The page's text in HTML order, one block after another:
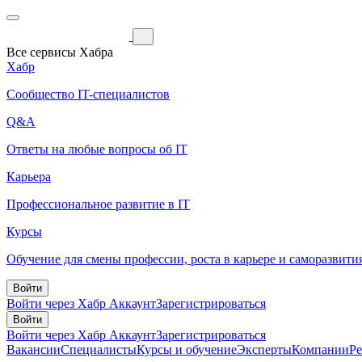
Все сервисы Хабра
Хабр
Сообщество IT-специалистов
Q&A
Ответы на любые вопросы об IT
Карьера
Профессиональное развитие в IT
Курсы
Обучение для смены профессии, роста в карьере и
Войти
Войти через Хабр АккаунтЗарегистрироваться
Войти
Войти через Хабр АккаунтЗарегистрироваться
ВакансииСпециалистыКурсы и обучениеЭкспертыКомпании